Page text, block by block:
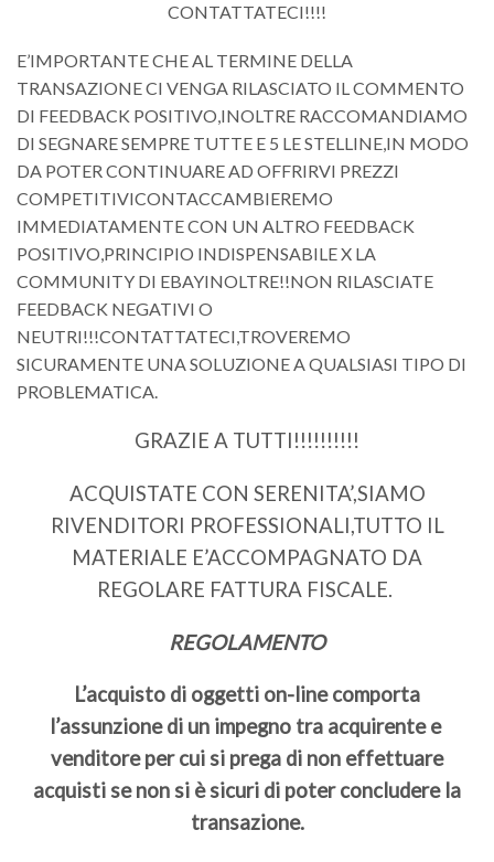
CONTATTATECI!!!!
E’IMPORTANTE CHE AL TERMINE DELLA
TRANSAZIONE CI VENGA RILASCIATO IL COMMENTO
DI FEEDBACK POSITIVO,INOLTRE RACCOMANDIAMO
DI SEGNARE SEMPRE TUTTE E 5 LE STELLINE,IN MODO
DA POTER CONTINUARE AD OFFRIRVI PREZZI
COMPETITIVICONTACCAMBIEREMO
IMMEDIATAMENTE CON UN ALTRO FEEDBACK
POSITIVO,PRINCIPIO INDISPENSABILE X LA
COMMUNITY DI EBAYINOLTRE!!NON RILASCIATE
FEEDBACK NEGATIVI O
NEUTRI!!!CONTATTATECI,TROVEREMO
SICURAMENTE UNA SOLUZIONE A QUALSIASI TIPO DI
PROBLEMATICA.
GRAZIE A TUTTI!!!!!!!!!!
ACQUISTATE CON SERENITA’,SIAMO
RIVENDITORI PROFESSIONALI,TUTTO IL
MATERIALE E’ACCOMPAGNATO DA
REGOLARE FATTURA FISCALE.
REGOLAMENTO
L’acquisto di oggetti on-line comporta
l’assunzione di un impegno tra acquirente e
venditore per cui si prega di non effettuare
acquisti se non si è sicuri di poter concludere la
transazione.